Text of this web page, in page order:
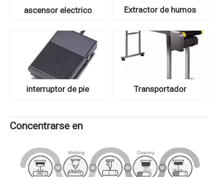
ascensor electrico Extractor de humos
interruptor de pie Transportador
Concentrarse en